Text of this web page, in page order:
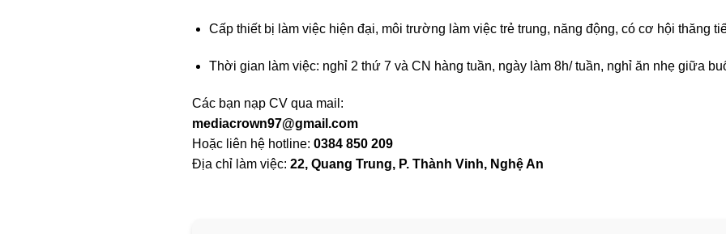
Cấp thiết bị làm việc hiện đại, môi trường làm việc trẻ trung, năng động, có cơ hội thăng
Thời gian làm việc: nghỉ 2 thứ 7 và CN hàng tuần, ngày làm 8h/ tuần, nghỉ ăn nhẹ giữa
Các bạn nạp CV qua mail:
mediacrown97@gmail.com
Hoặc liên hệ hotline: 0384 850 209
Địa chỉ làm việc: 22, Quang Trung, P. Thành Vinh, Nghệ An